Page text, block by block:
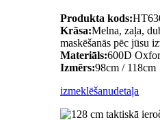
Produkta kods:
Krāsa:Melna, zaļa,
maskēšanās pēc jūsu
Materiāls:600D
Izmērs:98cm / 118cm
izmeklēšanudetaļa